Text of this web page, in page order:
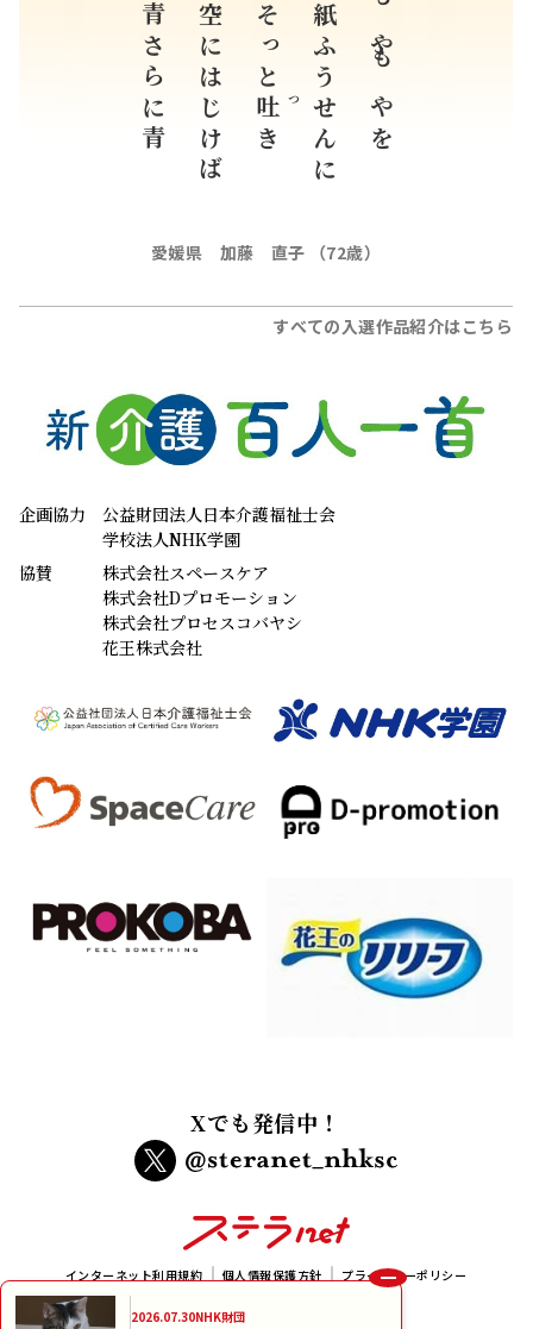
もやもやを
紙ふうせんに
そっと
吐 つ
き
空にはじけば
青さらに青
愛媛県 加藤 直子 （72歳）
すべての入選作品紹介はこちら
企画協力
公益財団法人日本介護福祉士会
学校法人NHK学園
協賛
株式会社スペースケア
株式会社Dプロモーション
株式会社プロセスコバヤシ
花王株式会社
Xでも発信中！
2026.07.30NHK財団
インターネット利用規約 個人情報保護方針
プライバシーポリシー